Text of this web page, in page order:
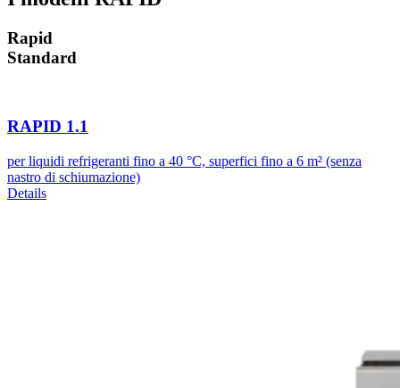
Rapid
Standard
RAPID 1.1
per liquidi refrigeranti fino a 40 °C, superfici fino a 6 m² (senza
nastro di schiumazione)
Details